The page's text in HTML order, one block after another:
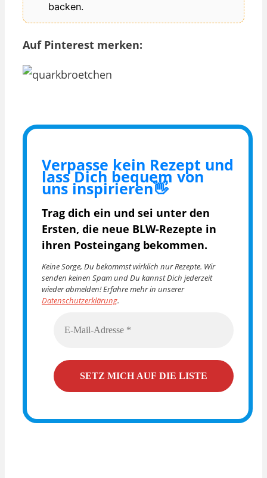
backen.
Auf Pinterest merken:
Verpasse kein Rezept und
lass Dich bequem von
uns inspirieren👋
Trag dich ein und sei unter den
Ersten, die neue BLW-Rezepte in
ihren Posteingang bekommen.
Keine Sorge, Du bekommst wirklich nur Rezepte. Wir
senden keinen Spam und Du kannst Dich jederzeit
wieder abmelden! Erfahre mehr in unserer
Datenschutzerklärung.